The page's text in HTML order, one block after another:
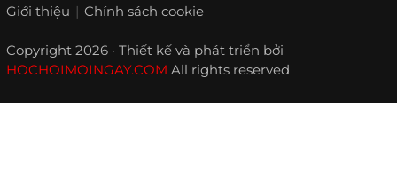
Giới thiệu Chính sách cookie
Copyright 2026 · Thiết kế và phát triển bởi
HOCHOIMOINGAY.COM All rights reserved